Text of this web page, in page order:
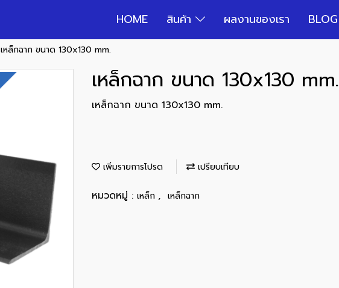
HOME สินค้า ผลงานของเรา BLOG
เหล็กฉาก ขนาด 130x130 mm.
เหล็กฉาก ขนาด 130x130 mm.
เหล็กฉาก ขนาด 130x130 mm.
เพิ่มรายการโปรด เปรียบเทียบ
หมวดหมู่ : เหล็ก , เหล็กฉาก